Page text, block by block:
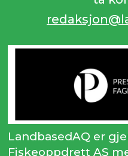
LandbasedAQ er
Fiskeoppdrett AS